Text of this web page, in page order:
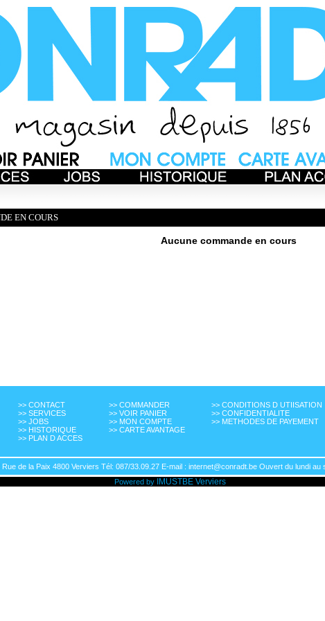
EN COURS
Aucune commande en cours
>> CONTACT
>> SERVICES
>> JOBS
>> HISTORIQUE
>> PLAN D ACCES
>> COMMANDER
>> VOIR PANIER
>> MON COMPTE
>> CARTE AVANTAGE
>> CONDITIONS D UTIISATION
>> CONFIDENTIALITE
>> METHODES DE PAYEMENT
de la Paix 4800 Verviers Tél: 087/33.09.27 E-mail : internet@conradt.be Ouvert du lundi
Powered by
IMUSTBE Verviers